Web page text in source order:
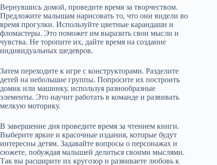
Вернувшись домой, проведите время за творчеством.
Предложите малышам нарисовать то, что они видели во
время прогулки. Используйте цветные карандаши и
фломастеры. Это поможет им выразить свои мысли и
чувства. Не торопите их, дайте время на создание
индивидуальных шедевров.
Затем переходите к игре с конструкторами. Разделите
детей на небольшие группы. Попросите их построить
домик или машинку, используя разнообразные
элементы. Это научит работать в команде и развивать
мелкую моторику.
В завершение дня проведите время за чтением книги.
Выберите яркие и красочные издания, которые будут
интересны детям. Задавайте вопросы о персонажах и
сюжете, побуждая малышей делиться своими мыслями.
Так вы расширите их кругозор и развиваете любовь к